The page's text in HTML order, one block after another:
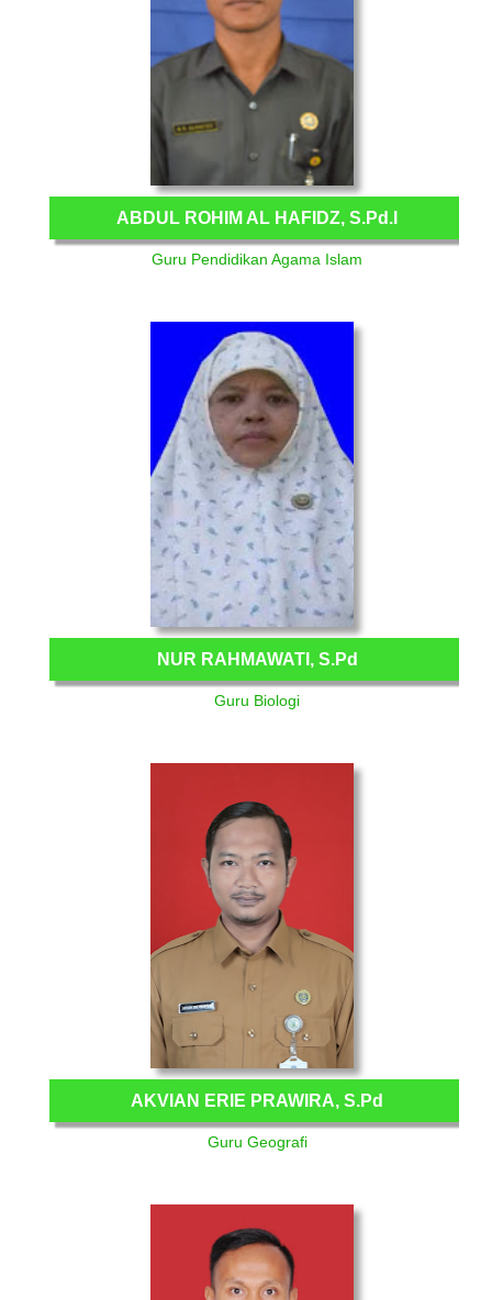
ABDUL ROHIM AL HAFIDZ, S.Pd.I
Guru Pendidikan Agama Islam
NUR RAHMAWATI, S.Pd
Guru Biologi
AKVIAN ERIE PRAWIRA, S.Pd
Guru Geografi